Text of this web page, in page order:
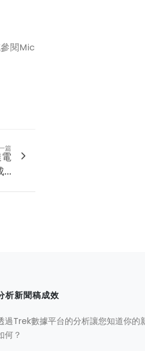
閱Mic
篇
...
析新聞稿成效
過Trek數據平台的分析讓您知道你的
何？